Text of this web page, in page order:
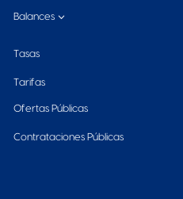
Balances 3
Tasas
Tarifas
Ofertas Públicas
Contrataciones Públicas